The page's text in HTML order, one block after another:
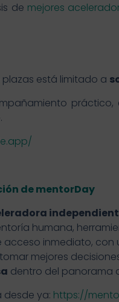
de mejores
está limitado a
de mentorDay
humana,
inmediato,
mejores
dentro del panorama
desde ya: https://